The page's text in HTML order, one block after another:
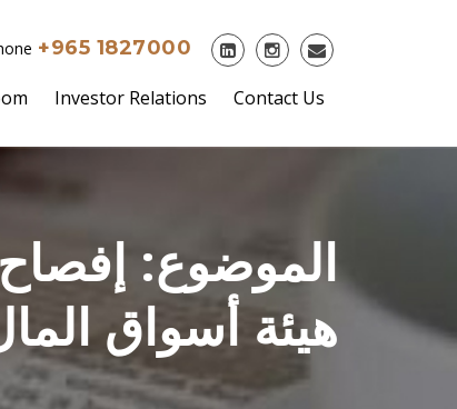
+965 1827000
Investor Relations Contact Us
الموضوع:
هيئة أسواق